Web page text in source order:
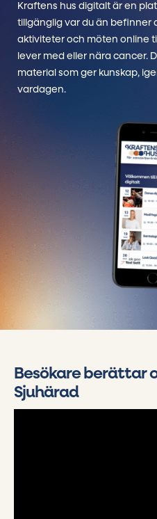
Kraftens hus digitalt är en
tillgänglig var du än befinner
aktiviteter och möten online
lever med eller nära cancer.
material som ger kunskap,
vardagen.
Besökare berättar
Sjuhärad